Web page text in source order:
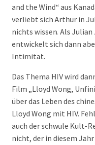
and the Wind“ aus
verliebt sich Arthur in
nichts wissen. Als
entwickelt sich dann
Intimität.
Das Thema HIV wird
Film „Lloyd Wong,
über das Leben des
Lloyd Wong mit HIV.
auch der schwule Kult-
nicht, der in diesem